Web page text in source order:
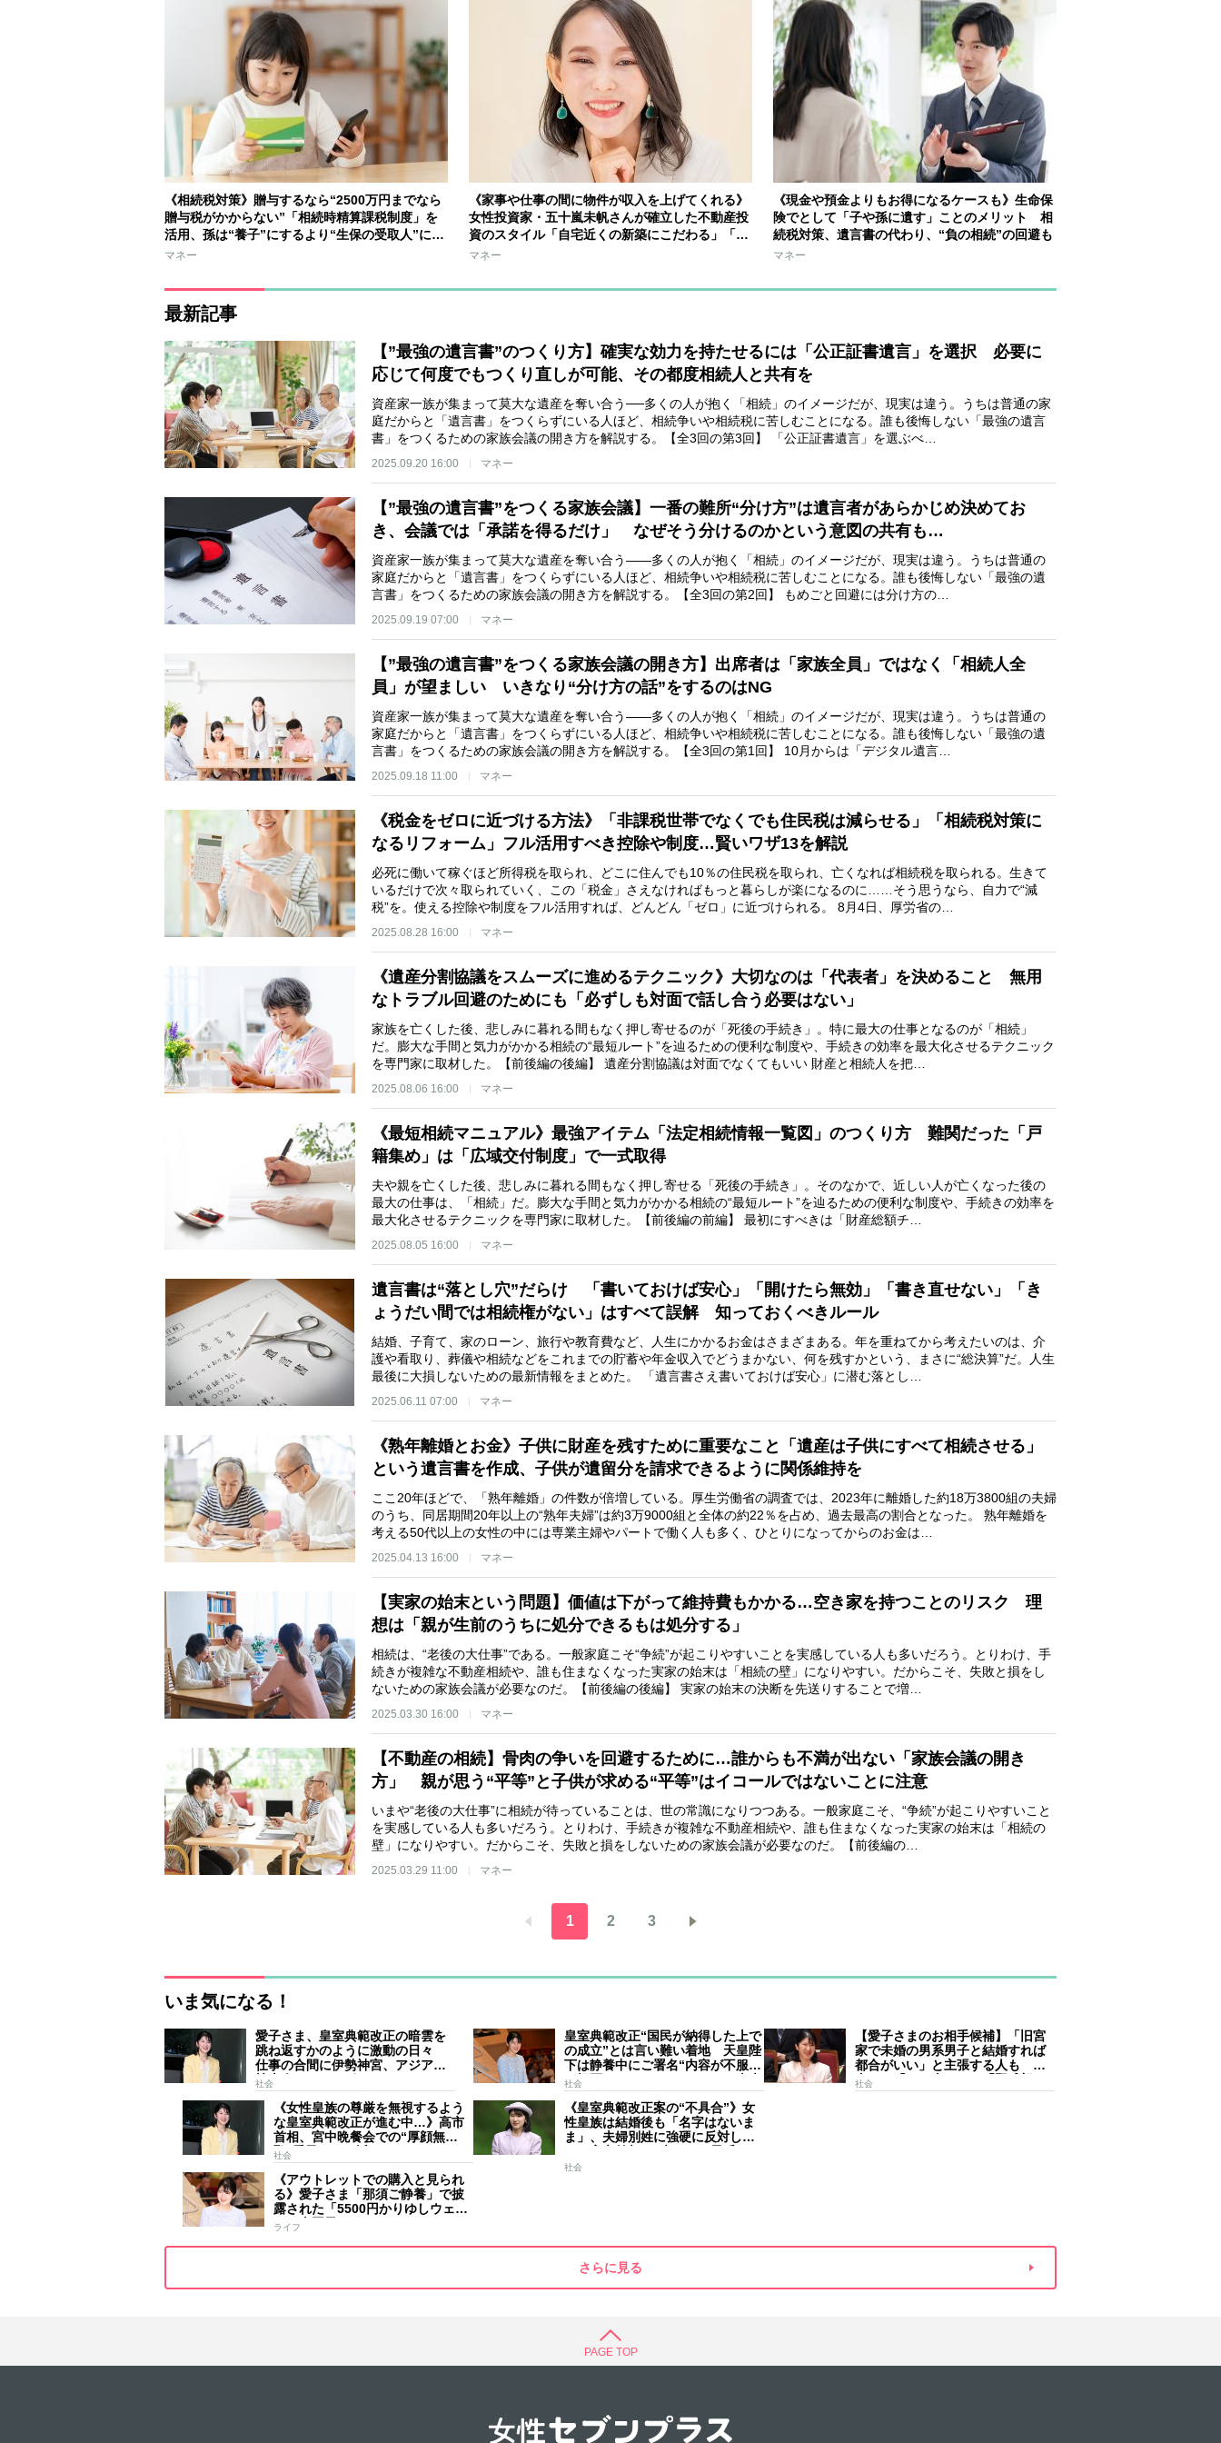
《相続税対策》贈与するなら“2500万円までなら
贈与税がかからない”「相続時精算課税制度」を
活用、孫は“養子”にするより“生保の受取人”にす
る方が手軽
マネー
《家事や仕事の間に物件が収入を上げてくれる》
女性投資家・五十嵐未帆さんが確立した不動産投
資のスタイル「自宅近くの新築にこだわる」「満
足度の高い物件に仕上げる」
マネー
《現金や預金よりもお得になるケースも》生命保
険でとして「子や孫に遺す」ことのメリット 相
続税対策、遺言書の代わり、“負の相続”の回避も
マネー
最新記事
【”最強の遺言書”のつくり方】確実な効力を持たせるには「公正証書遺言」を選択 必要に
応じて何度でもつくり直しが可能、その都度相続人と共有を
資産家一族が集まって莫大な遺産を奪い合う──多くの人が抱く「相続」のイメージだが、現実は違う。うちは普通の家
庭だからと「遺言書」をつくらずにいる人ほど、相続争いや相続税に苦しむことになる。誰も後悔しない「最強の遺言
書」をつくるための家族会議の開き方を解説する。【全3回の第3回】 「公正証書遺言」を選ぶべ…
2025.09.20 16:00 マネー
【”最強の遺言書”をつくる家族会議】一番の難所“分け方”は遺言者があらかじめ決めてお
き、会議では「承諾を得るだけ」 なぜそう分けるのかという意図の共有も…
資産家一族が集まって莫大な遺産を奪い合う——多くの人が抱く「相続」のイメージだが、現実は違う。うちは普通の
家庭だからと「遺言書」をつくらずにいる人ほど、相続争いや相続税に苦しむことになる。誰も後悔しない「最強の遺
言書」をつくるための家族会議の開き方を解説する。【全3回の第2回】 もめごと回避には分け方の…
2025.09.19 07:00 マネー
【”最強の遺言書”をつくる家族会議の開き方】出席者は「家族全員」ではなく「相続人全
員」が望ましい いきなり“分け方の話”をするのはNG
資産家一族が集まって莫大な遺産を奪い合う——多くの人が抱く「相続」のイメージだが、現実は違う。うちは普通の
家庭だからと「遺言書」をつくらずにいる人ほど、相続争いや相続税に苦しむことになる。誰も後悔しない「最強の遺
言書」をつくるための家族会議の開き方を解説する。【全3回の第1回】 10月からは「デジタル遺言…
2025.09.18 11:00 マネー
《税金をゼロに近づける方法》「非課税世帯でなくでも住民税は減らせる」「相続税対策に
なるリフォーム」フル活用すべき控除や制度…賢いワザ13を解説
必死に働いて稼ぐほど所得税を取られ、どこに住んでも10％の住民税を取られ、亡くなれば相続税を取られる。生きて
いるだけで次々取られていく、この「税金」さえなければもっと暮らしが楽になるのに……そう思うなら、自力で“減
税”を。使える控除や制度をフル活用すれば、どんどん「ゼロ」に近づけられる。 8月4日、厚労省の…
2025.08.28 16:00 マネー
《遺産分割協議をスムーズに進めるテクニック》大切なのは「代表者」を決めること 無用
なトラブル回避のためにも「必ずしも対面で話し合う必要はない」
家族を亡くした後、悲しみに暮れる間もなく押し寄せるのが「死後の手続き」。特に最大の仕事となるのが「相続」
だ。膨大な手間と気力がかかる相続の“最短ルート”を辿るための便利な制度や、手続きの効率を最大化させるテクニック
を専門家に取材した。【前後編の後編】 遺産分割協議は対面でなくてもいい 財産と相続人を把…
2025.08.06 16:00 マネー
《最短相続マニュアル》最強アイテム「法定相続情報一覧図」のつくり方 難関だった「戸
籍集め」は「広域交付制度」で一式取得
夫や親を亡くした後、悲しみに暮れる間もなく押し寄せる「死後の手続き」。そのなかで、近しい人が亡くなった後の
最大の仕事は、「相続」だ。膨大な手間と気力がかかる相続の“最短ルート”を辿るための便利な制度や、手続きの効率を
最大化させるテクニックを専門家に取材した。【前後編の前編】 最初にすべきは「財産総額チ…
2025.08.05 16:00 マネー
遺言書は“落とし穴”だらけ 「書いておけば安心」「開けたら無効」「書き直せない」「き
ょうだい間では相続権がない」はすべて誤解 知っておくべきルール
結婚、子育て、家のローン、旅行や教育費など、人生にかかるお金はさまざまある。年を重ねてから考えたいのは、介
護や看取り、葬儀や相続などをこれまでの貯蓄や年金収入でどうまかない、何を残すかという、まさに“総決算”だ。人生
最後に大損しないための最新情報をまとめた。 「遺言書さえ書いておけば安心」に潜む落とし…
2025.06.11 07:00 マネー
《熟年離婚とお金》子供に財産を残すために重要なこと「遺産は子供にすべて相続させる」
という遺言書を作成、子供が遺留分を請求できるように関係維持を
ここ20年ほどで、「熟年離婚」の件数が倍増している。厚生労働省の調査では、2023年に離婚した約18万3800組の夫婦
のうち、同居期間20年以上の“熟年夫婦”は約3万9000組と全体の約22％を占め、過去最高の割合となった。 熟年離婚を
考える50代以上の女性の中には専業主婦やパートで働く人も多く、ひとりになってからのお金は…
2025.04.13 16:00 マネー
【実家の始末という問題】価値は下がって維持費もかかる…空き家を持つことのリスク 理
想は「親が生前のうちに処分できるもは処分する」
相続は、“老後の大仕事”である。一般家庭こそ“争続”が起こりやすいことを実感している人も多いだろう。とりわけ、手
続きが複雑な不動産相続や、誰も住まなくなった実家の始末は「相続の壁」になりやすい。だからこそ、失敗と損をし
ないための家族会議が必要なのだ。【前後編の後編】 実家の始末の決断を先送りすることで増…
2025.03.30 16:00 マネー
【不動産の相続】骨肉の争いを回避するために…誰からも不満が出ない「家族会議の開き
方」 親が思う“平等”と子供が求める“平等”はイコールではないことに注意
いまや“老後の大仕事”に相続が待っていることは、世の常識になりつつある。一般家庭こそ、“争続”が起こりやすいこと
を実感している人も多いだろう。とりわけ、手続きが複雑な不動産相続や、誰も住まなくなった実家の始末は「相続の
壁」になりやすい。だからこそ、失敗と損をしないための家族会議が必要なのだ。【前後編の…
2025.03.29 11:00 マネー
1 2 3
いま気になる！
愛子さま、皇室典範改正の暗雲を
跳ね返すかのように激動の日々
仕事の合間に伊勢神宮、アジア競
技大会、シンガポール…スケジュ
ールはびっしり 「天皇家のご長
女」の揺るがぬ思い
社会
皇室典範改正“国民が納得した上で
の成立”とは言い難い着地 天皇陛
下は静養中にご署名“内容が不服で
も拒否することはできない” 米大
手紙は男系男子に固執する日本の
現状を批判的に報道
社会
【愛子さまのお相手候補】「旧宮
家で未婚の男系男子と結婚すれば
都合がいい」と主張する人も 過
去には「のび太くん」「野球部エ
ース」「華道家元の孫」などの名
社会
《女性皇族の尊厳を無視するよう
な皇室典範改正が進む中…》高市
首相、宮中晩餐会での“厚顔無
恥”愛子さまに近づきハイテンショ
ンで会話、小泉進次郎夫妻と30分
ほど取り囲む
社会
《皇室典範改正案の“不具合”》女
性皇族は結婚後も「名字はないま
ま」、夫婦別姓に強硬に反対して
社会
《アウトレットでの購入と見られ
る》愛子さま「那須ご静養」で披
露された「5500円かりゆしウェ
ア」南国風リンクコーデ
ライフ
さらに見る
PAGE TOP